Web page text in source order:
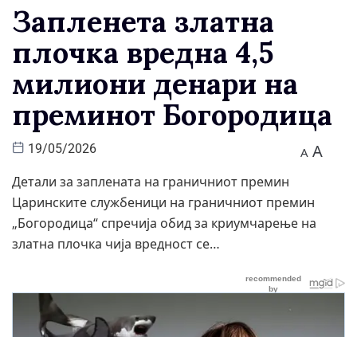
Запленета златна
плочка вредна 4,5
милиони денари на
преминот Богородица
19/05/2026 A A
Детали за заплената на граничниот премин
Царинските службеници на граничниот премин
„Богородица“ спречија обид за криумчарење на
златна плочка чија вредност се…